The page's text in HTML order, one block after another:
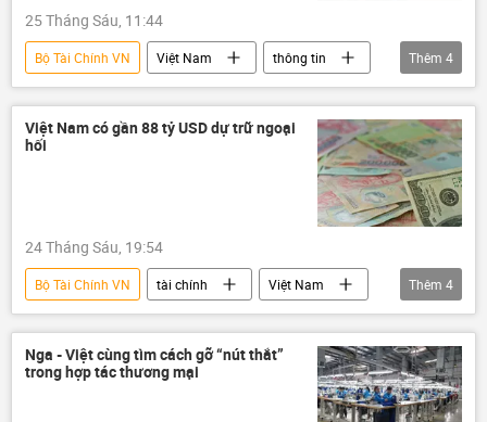
25 Tháng Sáu, 11:44
Bộ Tài Chính VN Việt Nam
thông tin
doanh nghiệp
ngập lụt
chống ngập
Chính phủ
Thêm 4
Việt Nam có gần 88 tỷ USD dự trữ ngoại
hối
24 Tháng Sáu, 19:54
Bộ Tài Chính VN tài chính
Việt Nam
Ngân hàng Nhà nước
ngân hàng
Kinh tế
thông tin
Thêm 4
Nga - Việt cùng tìm cách gỡ “nút thắt”
trong hợp tác thương mại